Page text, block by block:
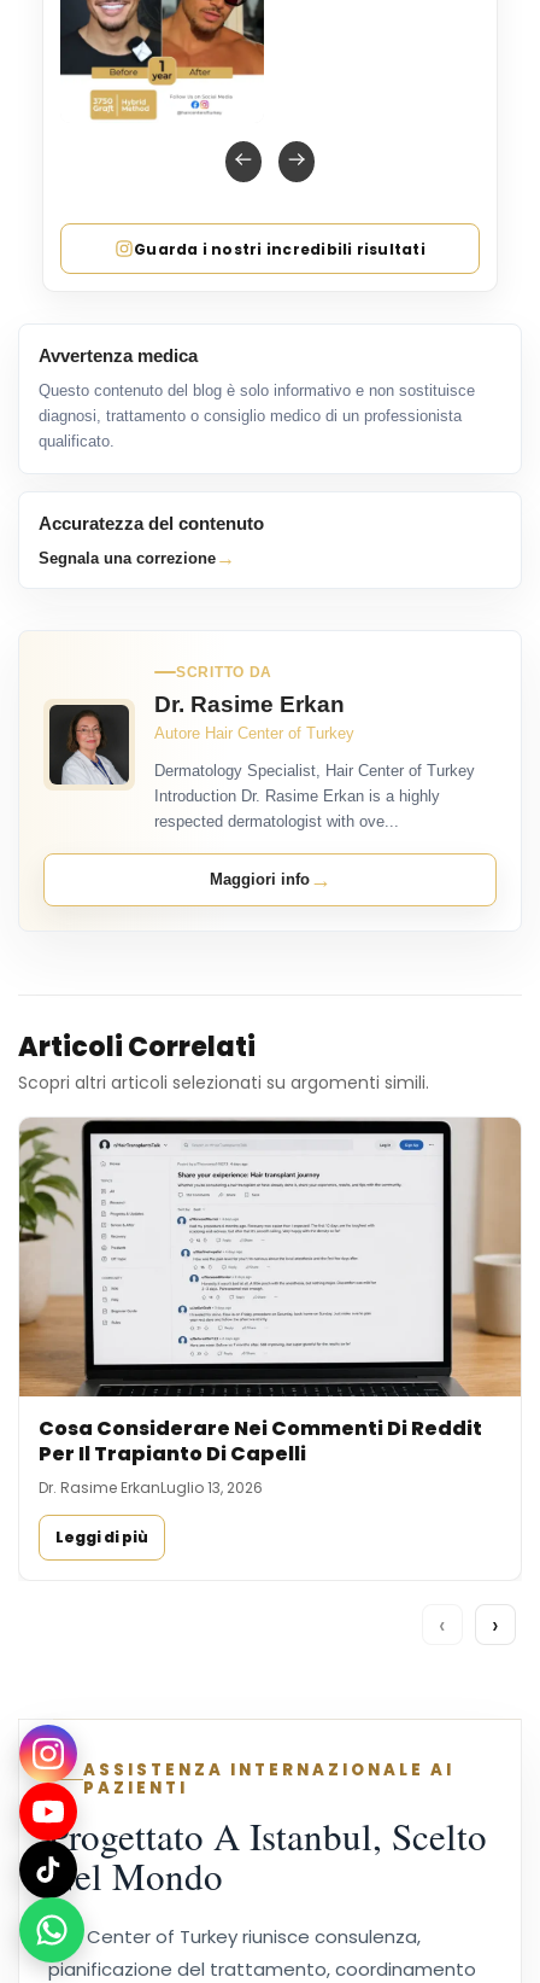
Guarda i nostri incredibili risultati
Avvertenza medica
Questo contenuto del blog è solo informativo e non sostituisce
diagnosi, trattamento o consiglio medico di un professionista
qualificato.
Accuratezza del contenuto
Segnala una correzione →
SCRITTO DA
Dr. Rasime Erkan
Autore Hair Center of Turkey
Dermatology Specialist, Hair Center of Turkey
Introduction Dr. Rasime Erkan is a highly
respected dermatologist with ove...
Maggiori info→
Articoli Correlati
Scopri altri articoli selezionati su argomenti simili.
Cosa Considerare Nei Commenti Di Reddit
Per Il Trapianto Di Capelli
Dr. Rasime ErkanLuglio 13, 2026
Leggi di più
‹ ›
ASSISTENZA INTERNAZIONALE AI
PAZIENTI
Progettato A Istanbul, Scelto
Nel Mondo
Hair Center of Turkey riunisce consulenza,
pianificazione del trattamento, coordinamento